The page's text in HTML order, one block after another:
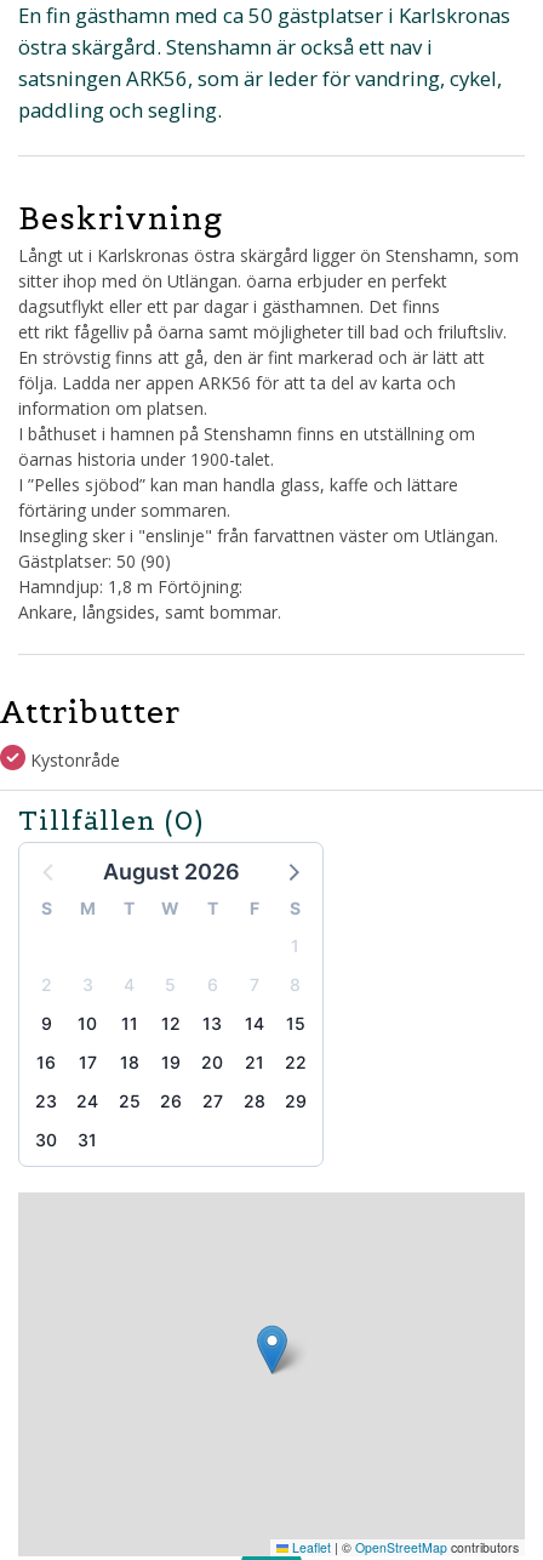
En fin gästhamn med ca 50 gästplatser i Karlskronas
östra skärgård. Stenshamn är också ett nav i
satsningen ARK56, som är leder för vandring, cykel,
paddling och segling.
Beskrivning
Långt ut i Karlskronas östra skärgård ligger ön Stenshamn, som
sitter ihop med ön Utlängan. öarna erbjuder en perfekt
dagsutflykt eller ett par dagar i gästhamnen. Det finns
ett rikt fågelliv på öarna samt möjligheter till bad och friluftsliv.
En strövstig finns att gå, den är fint markerad och är lätt att
följa. Ladda ner appen ARK56 för att ta del av karta och
information om platsen.
I båthuset i hamnen på Stenshamn finns en utställning om
öarnas historia under 1900-talet.
I ”Pelles sjöbod” kan man handla glass, kaffe och lättare
förtäring under sommaren.
Insegling sker i "enslinje" från farvattnen väster om Utlängan.
Gästplatser: 50 (90)
Hamndjup: 1,8 m Förtöjning:
Ankare, långsides, samt bommar.
Attributter
Kystonråde
Tillfällen (0)
August 2026
S M T W T F
S
1
2
3 4 5 6 7
8
9
10 11 12 13 14
15
16
17 18 19 20 21
22
23
24 25 26 27 28
29
30
31
Leaflet | © OpenStreetMap contributors